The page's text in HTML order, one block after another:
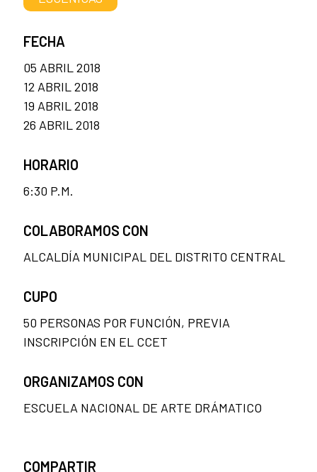
FECHA
05 ABRIL 2018
12 ABRIL 2018
19 ABRIL 2018
26 ABRIL 2018
HORARIO
6:30 P.M.
COLABORAMOS CON
ALCALDÍA MUNICIPAL DEL DISTRITO CENTRAL
CUPO
50 PERSONAS POR FUNCIÓN, PREVIA
INSCRIPCIÓN EN EL CCET
ORGANIZAMOS CON
ESCUELA NACIONAL DE ARTE DRÁMATICO
COMPARTIR